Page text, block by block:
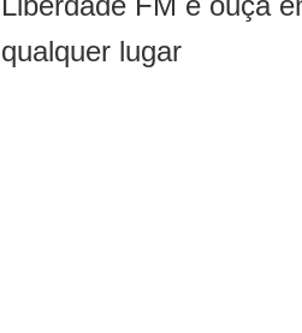
qualquer lugar